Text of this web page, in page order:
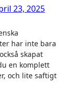
23, 2025
har inte bara
skapat
en komplett
och lite saftigt